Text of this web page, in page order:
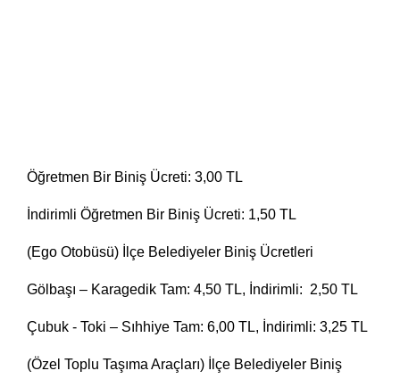
Öğretmen Bir Biniş Ücreti: 3,00 TL
İndirimli Öğretmen Bir Biniş Ücreti: 1,50 TL
(Ego Otobüsü) İlçe Belediyeler Biniş Ücretleri
Gölbaşı – Karagedik Tam: 4,50 TL, İndirimli: 2,50 TL
Çubuk - Toki – Sıhhiye Tam: 6,00 TL, İndirimli: 3,25 TL
(Özel Toplu Taşıma Araçları) İlçe Belediyeler Biniş